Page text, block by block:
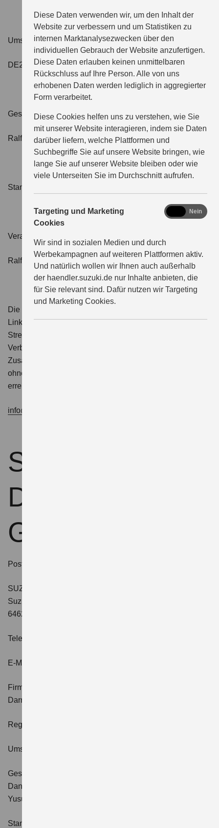
Diese Daten verwenden wir, um den Inhalt der
Website zur verbessern und um Statistiken zu
internen Marktanalysezwecken über den
individuellen Gebrauch der Website anzufertigen.
Diese Daten erlauben keinen unmittelbaren
Rückschluss auf Ihre Person. Alle von uns
erhobenen Daten werden lediglich in aggregierter
Form verarbeitet.
Diese Cookies helfen uns zu verstehen, wie Sie
mit unserer Website interagieren, indem sie Daten
darüber liefern, welche Plattformen und
Suchbegriffe Sie auf unsere Website bringen, wie
lange Sie auf unserer Website bleiben oder wie
viele Unterseiten Sie im Durchschnitt aufrufen.
Targeting und Marketing
Cookies
Wir sind in sozialen Medien und durch
Werbekampagnen auf weiteren Plattformen aktiv.
Und natürlich wollen wir Ihnen auch außerhalb
der haendler.suzuki.de nur Inhalte anbieten, die
für Sie relevant sind. Dafür nutzen wir Targeting
und Marketing Cookies.
marketing
Nein
Umsatzsteueridentifikationsnummer:
DE251592489
Geschäftsführer/Inhaber
Ralf Schubert
Stand: 13.10.2023
Verantwortliche für redaktionelle Beiträge:
Ralf Schubert/Inhaber
Die EU Kommission stellt unter dem
Link
https://ec.europa.eu/consumers/odr/eine Online-
Streitbeilegungsplattform („OS-Plattform“) bereit. Diese gibt
Verbrauchern die Möglichkeit, Streitigkeiten im
Zusammenhang mit ihrer Online-Bestellung zunächst
ohne Einschaltung eines Gerichts zu klären. Per E-Mail
erreichen Sie uns unter
info@autocenter-schubert.de
Suzuki
Deutschland
GmbH
Postanschrift:
SUZUKI DEUTSCHLAND GMBH
Suzuki-Allee 7
64625 Bensheim
Telefon:
E-Mail:
Firmensitz und Registergericht:
Darmstadt
Registernummer:
Umsatzsteueridentifikationsnummer:
Geschäftsführer:
Daniel Schnell
Yusuke Kato
Stand: 01.04.2026